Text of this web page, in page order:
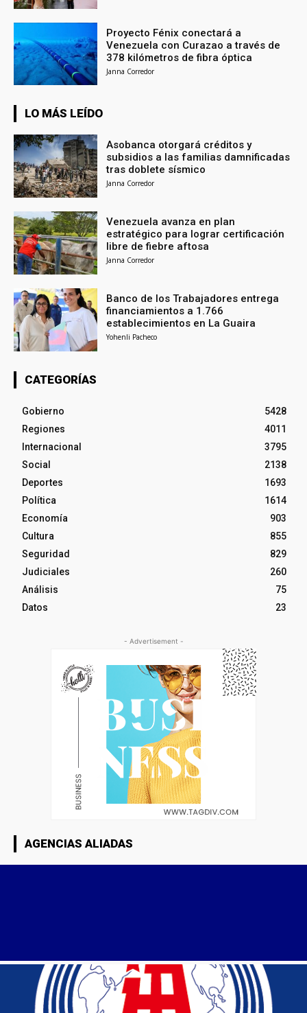
Proyecto Fénix conectará a
Venezuela con Curazao a través de
378 kilómetros de fibra óptica
Janna Corredor
LO MÁS LEÍDO
Asobanca otorgará créditos y
subsidios a las familias damnificadas
tras doblete sísmico
Janna Corredor
Venezuela avanza en plan
estratégico para lograr certificación
libre de fiebre aftosa
Janna Corredor
Banco de los Trabajadores entrega
financiamientos a 1.766
establecimientos en La Guaira
Yohenli Pacheco
CATEGORÍAS
Gobierno
5428
Regiones
4011
Internacional
3795
Social
2138
Deportes
1693
Política
1614
Economía
903
Cultura
855
Seguridad
829
Judiciales
260
Análisis
75
Datos
23
- Advertisement -
AGENCIAS ALIADAS